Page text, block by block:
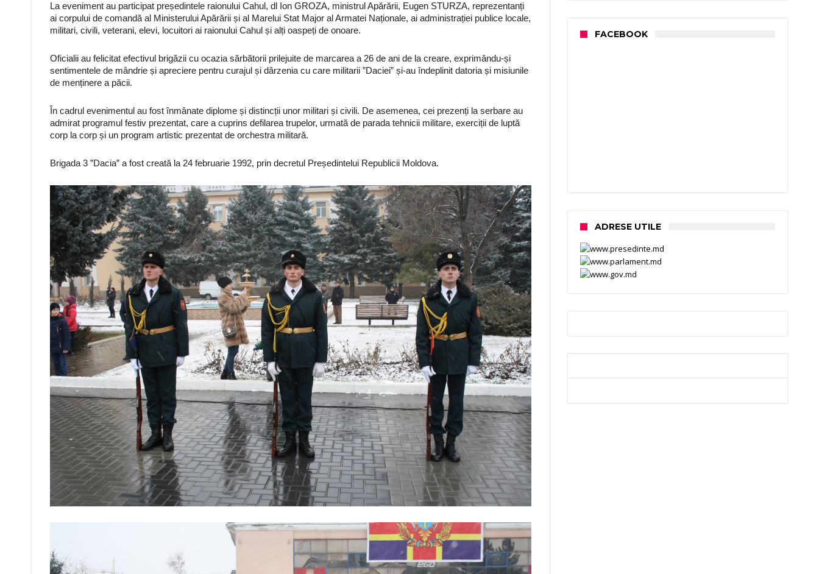
La eveniment au participat președintele raionului Cahul, dl Ion GROZA, ministrul Apărării, Eugen STURZA, reprezentanți
ai corpului de comandă al Ministerului Apărării și al Marelui Stat Major al Armatei Naționale, ai administrației publice locale,
militari, civili, veterani, elevi, locuitori ai raionului Cahul și alți oaspeți de onoare.
Oficialii au felicitat efectivul brigăzii cu ocazia sărbătorii prilejuite de marcarea a 26 de ani de la creare, exprimându-și
sentimentele de mândrie și apreciere pentru curajul și dârzenia cu care militarii ”Daciei” și-au îndeplinit datoria și misiunile
de menținere a păcii.
În cadrul evenimentul au fost înmânate diplome și distincții unor militari și civili. De asemenea, cei prezenți la serbare au
admirat programul festiv prezentat, care a cuprins defilarea trupelor, urmată de parada tehnicii militare, exerciții de luptă
corp la corp și un program artistic prezentat de orchestra militară.
Brigada 3 ”Dacia” a fost creată la 24 februarie 1992, prin decretul Președintelui Republicii Moldova.
FACEBOOK
ADRESE UTILE